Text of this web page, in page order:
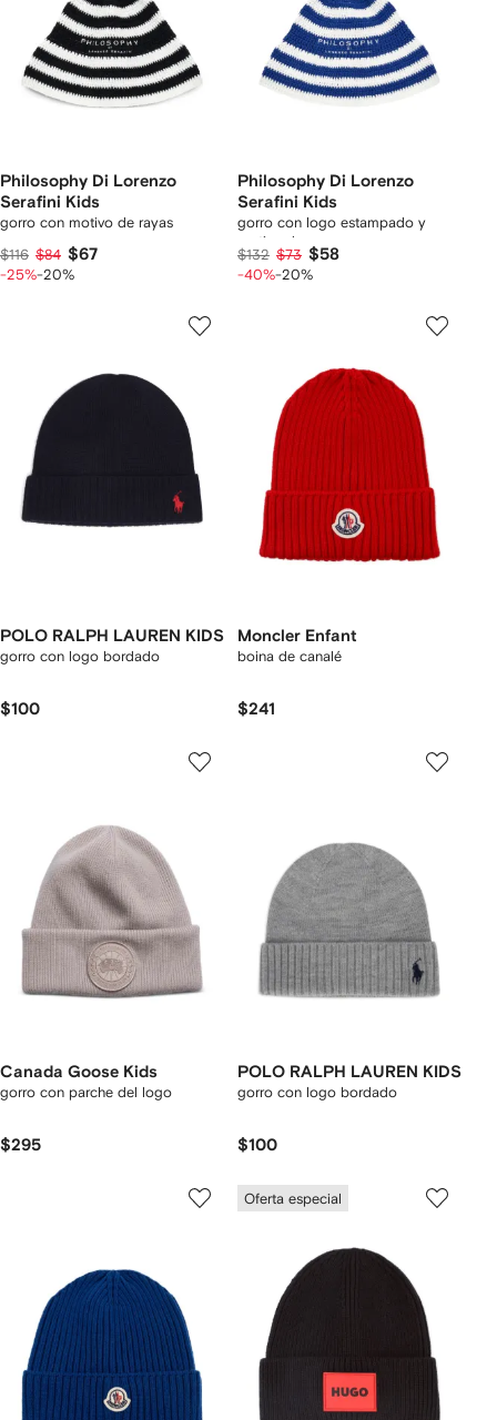
Philosophy Di Lorenzo
Serafini Kids
gorro con motivo de rayas
$116 $84 $67
-25%-20%
Philosophy Di Lorenzo
Serafini Kids
gorro con logo estampado y
motivo de rayas
$132 $73 $58
-40%-20%
POLO RALPH LAUREN KIDS
gorro con logo bordado
$100
Moncler Enfant
boina de canalé
$241
Canada Goose Kids
gorro con parche del logo
$295
POLO RALPH LAUREN KIDS
gorro con logo bordado
$100
Oferta especial